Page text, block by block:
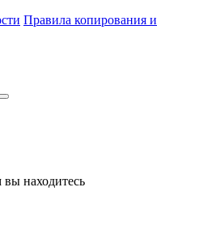
Правила копирования и
находитесь